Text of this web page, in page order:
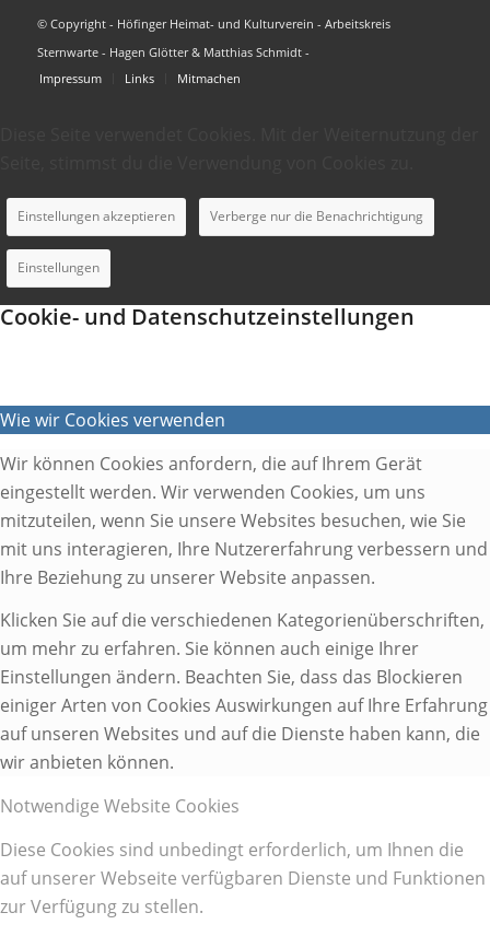
© Copyright - Höfinger Heimat- und Kulturverein - Arbeitskreis
Sternwarte - Hagen Glötter & Matthias Schmidt -
Impressum
Links Mitmachen
Einstellungen akzeptieren Verberge nur die Benachrichtigung
Einstellungen
Cookie- und Datenschutzeinstellungen
Wie wir Cookies verwenden
Wir können Cookies anfordern, die auf Ihrem Gerät
eingestellt werden. Wir verwenden Cookies, um uns
mitzuteilen, wenn Sie unsere Websites besuchen, wie Sie
mit uns interagieren, Ihre Nutzererfahrung verbessern und
Ihre Beziehung zu unserer Website anpassen.
Klicken Sie auf die verschiedenen Kategorienüberschriften,
um mehr zu erfahren. Sie können auch einige Ihrer
Einstellungen ändern. Beachten Sie, dass das Blockieren
einiger Arten von Cookies Auswirkungen auf Ihre Erfahrung
auf unseren Websites und auf die Dienste haben kann, die
wir anbieten können.
Notwendige Website Cookies
Diese Cookies sind unbedingt erforderlich, um Ihnen die
auf unserer Webseite verfügbaren Dienste und Funktionen
zur Verfügung zu stellen.